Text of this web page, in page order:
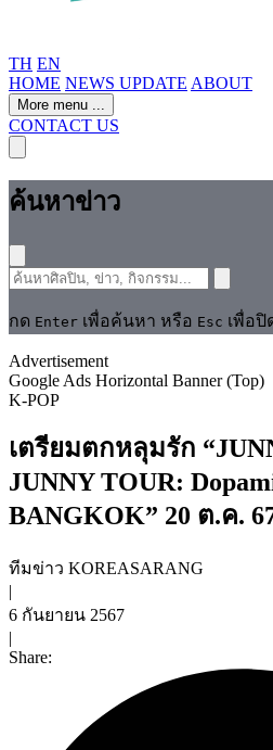
TH EN
HOME NEWS UPDATE ABOUT
More menu ...
CONTACT US
ค้นหาข่าว
กด Enter เพื่อค้นหา หรือ Esc เพื่อปิ
Advertisement
Google Ads Horizontal Banner (Top)
K-POP
เตรียมตกหลุมรัก
JUNNY TOUR:
BANGKOK” 20 ต.ค.
ทีมข่าว KOREASARANG
|
6 กันยายน 2567
|
Share: